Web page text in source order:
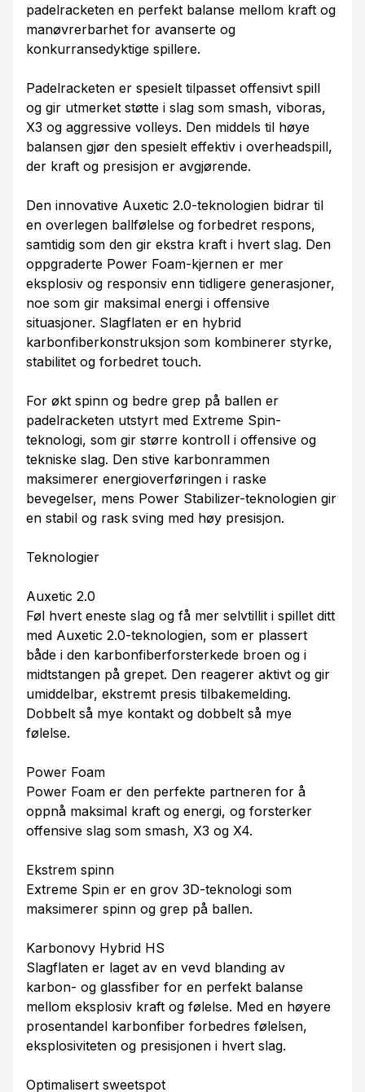
padelracketen en perfekt balanse mellom kraft og
manøvrerbarhet for avanserte og
konkurransedyktige spillere.
Padelracketen er spesielt tilpasset offensivt spill
og gir utmerket støtte i slag som smash, viboras,
X3 og aggressive volleys. Den middels til høye
balansen gjør den spesielt effektiv i overheadspill,
der kraft og presisjon er avgjørende.
Den innovative Auxetic 2.0-teknologien bidrar til
en overlegen ballfølelse og forbedret respons,
samtidig som den gir ekstra kraft i hvert slag. Den
oppgraderte Power Foam-kjernen er mer
eksplosiv og responsiv enn tidligere generasjoner,
noe som gir maksimal energi i offensive
situasjoner. Slagflaten er en hybrid
karbonfiberkonstruksjon som kombinerer styrke,
stabilitet og forbedret touch.
For økt spinn og bedre grep på ballen er
padelracketen utstyrt med Extreme Spin-
teknologi, som gir større kontroll i offensive og
tekniske slag. Den stive karbonrammen
maksimerer energioverføringen i raske
bevegelser, mens Power Stabilizer-teknologien gir
en stabil og rask sving med høy presisjon.
Teknologier
Auxetic 2.0
Føl hvert eneste slag og få mer selvtillit i spillet ditt
med Auxetic 2.0-teknologien, som er plassert
både i den karbonfiberforsterkede broen og i
midtstangen på grepet. Den reagerer aktivt og gir
umiddelbar, ekstremt presis tilbakemelding.
Dobbelt så mye kontakt og dobbelt så mye
følelse.
Power Foam
Power Foam er den perfekte partneren for å
oppnå maksimal kraft og energi, og forsterker
offensive slag som smash, X3 og X4.
Ekstrem spinn
Extreme Spin er en grov 3D-teknologi som
maksimerer spinn og grep på ballen.
Karbonovy Hybrid HS
Slagflaten er laget av en vevd blanding av
karbon- og glassfiber for en perfekt balanse
mellom eksplosiv kraft og følelse. Med en høyere
prosentandel karbonfiber forbedres følelsen,
eksplosiviteten og presisjonen i hvert slag.
Optimalisert sweetspot